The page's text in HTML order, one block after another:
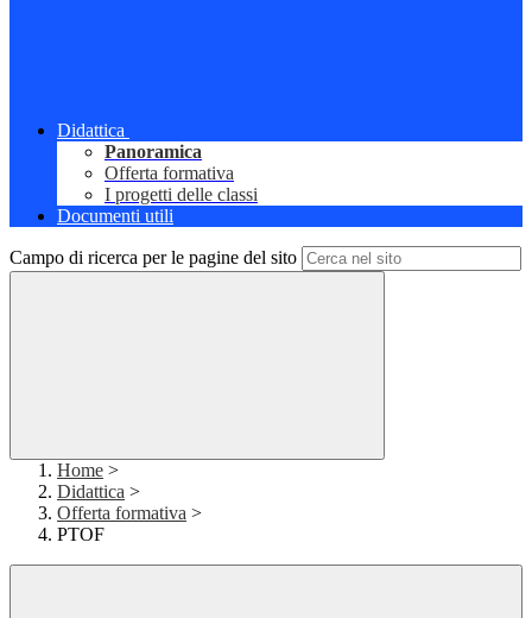
Didattica
Panoramica
Offerta formativa
I progetti delle classi
Documenti utili
Campo di ricerca per le pagine del sito
Home >
Didattica >
Offerta formativa >
PTOF